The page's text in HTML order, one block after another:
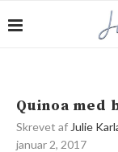
Quinoa
Skrevet af Julie
januar 2, 2017